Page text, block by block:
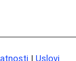
| Uslovi